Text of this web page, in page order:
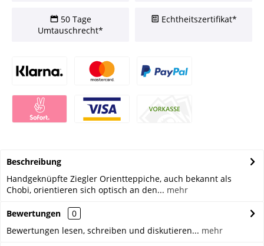
50 Tage
Umtauschrecht*
Echtheitszertifikat*
Beschreibung
Handgeknüpfte Ziegler Orientteppiche, auch bekannt als
Chobi, orientieren sich optisch an den... mehr
Bewertungen
0
Bewertungen lesen, schreiben und diskutieren... mehr